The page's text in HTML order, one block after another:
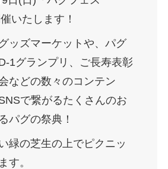
いたします！
ッズマーケットや、パグ
1グランプリ、ご長寿表彰
などの数々のコンテン
で繋がるたくさんのお
パグの祭典！
緑の芝生の上でピクニッ
す。